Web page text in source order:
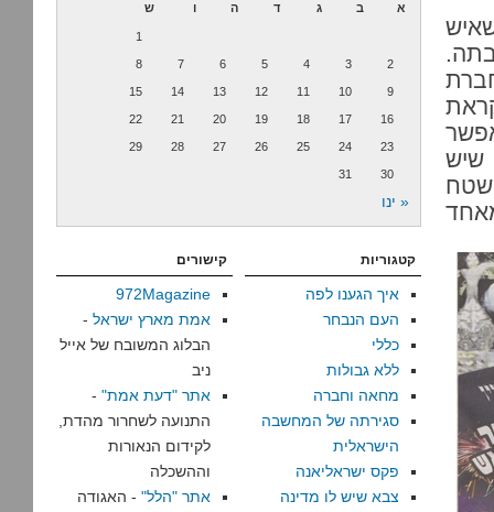
שיש
שטח
א ב ג ד ה ו ש
1
2
3
4
5
6
7
8
9
10
11
12
13
14
15
16
17
18
19
20
21
22
23
24
25
26
27
28
29
30
31
« ינו
קטגוריות
איך הגענו לפה
העם הנבחר
כללי
ללא גבולות
מחאה וחברה
סגירתה של המחשבה
הישראלית
פקס ישראליאנה
צבא שיש לו מדינה
קישורים
972Magazine
אמת מארץ ישראל -
הבלוג המשובח של אייל
ניב
אתר "דעת אמת" -
התנועה לשחרור מהדת,
לקידום הנאורות
וההשכלה
אתר "הלל" - האגודה